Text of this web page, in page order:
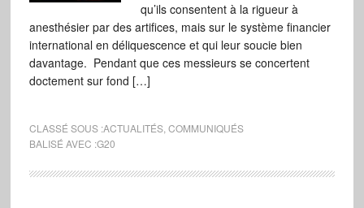
qu’ils consentent à la rigueur à
anesthésier par des artifices, mais sur le système financier
international en déliquescence et qui leur soucie bien
davantage. Pendant que ces messieurs se concertent
doctement sur fond […]
CLASSÉ SOUS :ACTUALITÉS, COMMUNIQUÉS
BALISÉ AVEC :G20